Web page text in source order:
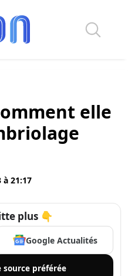
elle
à 21:17
plus 👇
Google Actualités
source préférée